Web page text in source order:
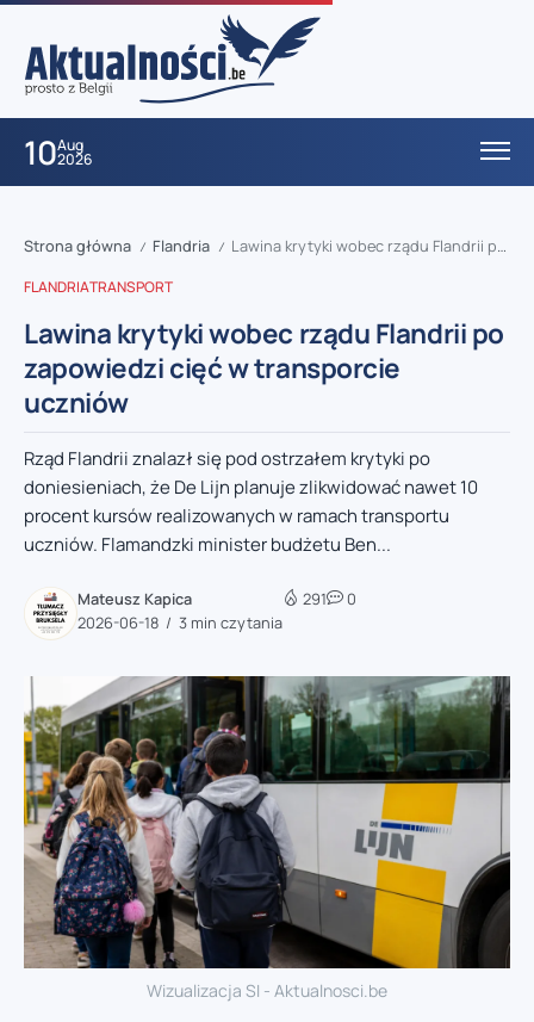
10Aug
2026
Strona główna / Flandria / Lawina krytyki wobec rządu Flandrii po zapowiedzi cięć w transporcie uczniów
FLANDRIATRANSPORT
Lawina krytyki wobec rządu Flandrii po
zapowiedzi cięć w transporcie
uczniów
Rząd Flandrii znalazł się pod ostrzałem krytyki po
doniesieniach, że De Lijn planuje zlikwidować nawet 10
procent kursów realizowanych w ramach transportu
uczniów. Flamandzki minister budżetu Ben...
Mateusz Kapica
2026-06-18
3 min czytania
291 0
Wizualizacja SI - Aktualnosci.be